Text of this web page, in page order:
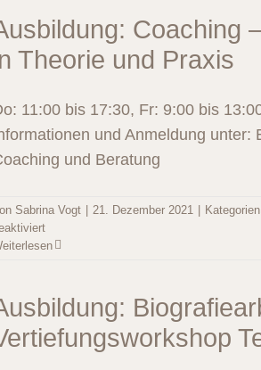
Einführung
in
das
Arbeiten
der
Lebensgeschichte
Coaching
Theorie und Praxis
11:00 bis 17:30, Fr: 9:00 bis
und Anmeldung unter:
und Beratung
Sabrina Vogt 21. Dezember 2021
für
Ausbildung:
Einführung
in
Theorie